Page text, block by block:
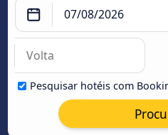
Pesquisar hotéis com